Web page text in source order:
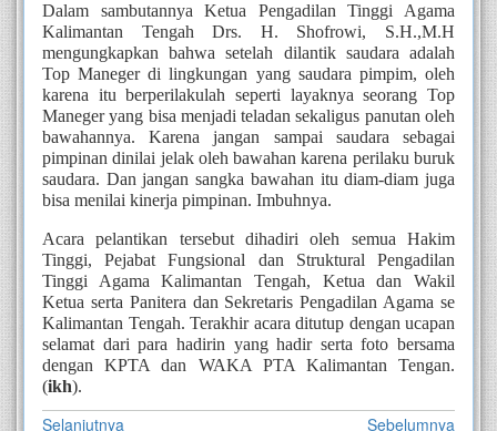
Dalam sambutannya Ketua Pengadilan Tinggi Agama
Kalimantan Tengah Drs. H. Shofrowi, S.H.,M.H
mengungkapkan bahwa setelah dilantik saudara adalah
Top Maneger di lingkungan yang saudara pimpim, oleh
karena itu berperilakulah seperti layaknya seorang Top
Maneger yang bisa menjadi teladan sekaligus panutan oleh
bawahannya. Karena jangan sampai saudara sebagai
pimpinan dinilai jelak oleh bawahan karena perilaku buruk
saudara. Dan jangan sangka bawahan itu diam-diam juga
bisa menilai kinerja pimpinan. Imbuhnya.
Acara pelantikan tersebut dihadiri oleh semua Hakim
Tinggi, Pejabat Fungsional dan Struktural Pengadilan
Tinggi Agama Kalimantan Tengah, Ketua dan Wakil
Ketua serta Panitera dan Sekretaris Pengadilan Agama se
Kalimantan Tengah. Terakhir acara ditutup dengan ucapan
selamat dari para hadirin yang hadir serta foto bersama
dengan KPTA dan WAKA PTA Kalimantan Tengan.
(ikh).
Selanjutnya Sebelumnya